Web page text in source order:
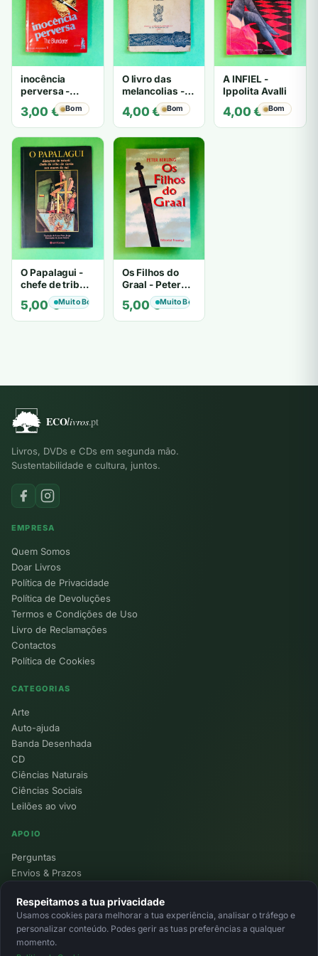
inocência
perversa -
PATRICIA
HIGHSMITH
3,00 € Bom
O livro das
melancolias -
Mantegazza
4,00€ Bom
A INFIEL -
Ippolita Avalli
4,00€ Bom
O Papalagui -
chefe de tribo
de tiavéa
5,00€Muito Bom
Os Filhos do
Graal - Peter
Berling
5,00€Muito Bom
Livros, DVDs e CDs em segunda mão.
Sustentabilidade e cultura, juntos.
EMPRESA
Quem Somos
Doar Livros
Política de Privacidade
Política de Devoluções
Termos e Condições de Uso
Livro de Reclamações
Contactos
Política de Cookies
CATEGORIAS
Arte
Auto-ajuda
Banda Desenhada
CD
Ciências Naturais
Ciências Sociais
Leilões ao vivo
APOIO
Perguntas
Envios & Prazos
Devoluções
Minha Conta
Respeitamos a tua privacidade
Usamos cookies para melhorar a tua experiência, analisar o tráfego e
personalizar conteúdo. Podes gerir as tuas preferências a qualquer
momento.